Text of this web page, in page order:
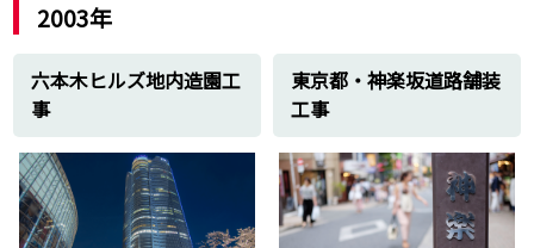
2003年
六本木ヒルズ地内造園工
事
東京都・神楽坂道路舗装
工事